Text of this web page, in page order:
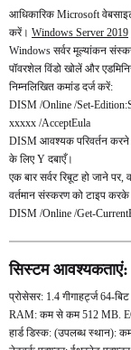
आधिकारिक Microsoft
करें। Windows Server 2019
Windows सर्वर मूल्यांकन
पॉवरशेल विंडो खोलें और
निम्नलिखित कमांड दर्ज करें:
DISM /Online /Set-
xxxxx /AcceptEula
DISM आवश्यक परिवर्तन करने
के लिए Y दबाएँ।
एक बार सर्वर रिबूट हो जाने
वर्तमान संस्करण को टाइप
DISM /Online /Get-
सिस्टम आवश्यकताएं:
प्रोसेसर: 1.4 गीगाहर्ट्ज 64-
RAM: कम से कम 512 MB.
हार्ड डिस्क: (उपलब्ध स्थान):